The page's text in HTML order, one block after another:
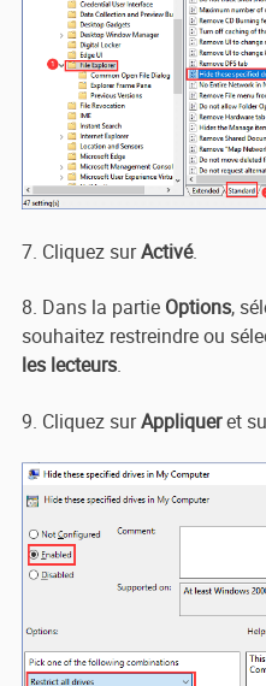
7. Cliquez surActivé.
8. Dans la partie Options,
souhaitez restreindre ou
les lecteurs.
9. Cliquez surAppliqueret